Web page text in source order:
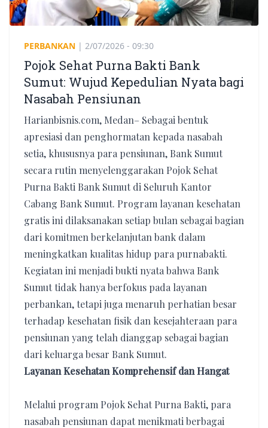
PERBANKAN | 2/07/2026 - 09:30
Pojok Sehat Purna Bakti Bank
Sumut: Wujud Kepedulian Nyata bagi
Nasabah Pensiunan
Harianbisnis.com, Medan– Sebagai bentuk
apresiasi dan penghormatan kepada nasabah
setia, khususnya para pensiunan, Bank Sumut
secara rutin menyelenggarakan Pojok Sehat
Purna Bakti Bank Sumut di Seluruh Kantor
Cabang Bank Sumut. Program layanan kesehatan
gratis ini dilaksanakan setiap bulan sebagai bagian
dari komitmen berkelanjutan bank dalam
meningkatkan kualitas hidup para purnabakti.
​Kegiatan ini menjadi bukti nyata bahwa Bank
Sumut tidak hanya berfokus pada layanan
perbankan, tetapi juga menaruh perhatian besar
terhadap kesehatan fisik dan kesejahteraan para
pensiunan yang telah dianggap sebagai bagian
dari keluarga besar Bank Sumut.
Layanan Kesehatan Komprehensif dan Hangat
Melalui program Pojok Sehat Purna Bakti, para
nasabah pensiunan dapat menikmati berbagai